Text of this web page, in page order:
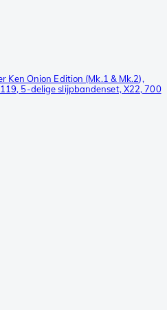
Ken Onion Edition (Mk.1 & Mk.2),
5-delige slijpbandenset, X22, 700